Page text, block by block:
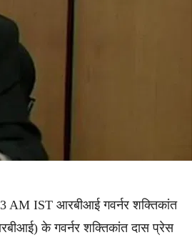
AM IST आरबीआई गवर्नर शक्तिकांत
के गवर्नर शक्तिकांत दास प्रेस